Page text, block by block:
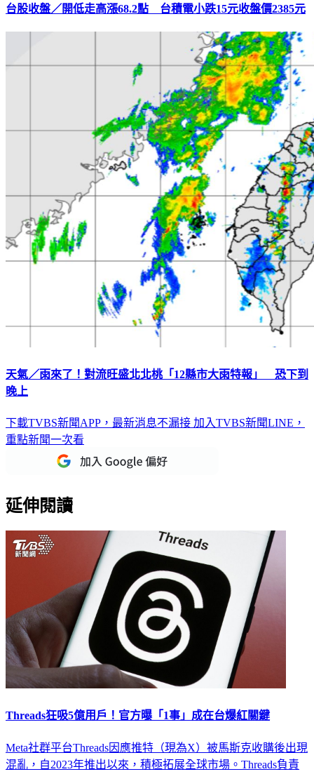
台股收盤／開低走高漲68.2點 台積電小跌15元收盤價2385元
天氣／雨來了！對流旺盛北北桃「12縣市大雨特報」 恐下到
晚上
下載TVBS新聞APP，最新消息不漏接 加入TVBS新聞LINE，
重點新聞一次看
延伸閱讀
Threads狂吸5億用戶！官方曝「1事」成在台爆紅關鍵
Meta社群平台Threads因應推特（現為X）被馬斯克收購後出現
混亂，自2023年推出以來，積極拓展全球市場。Threads負責